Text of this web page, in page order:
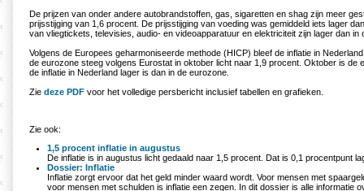
De prijzen van onder andere autobrandstoffen, gas, sigaretten en shag zijn meer
prijsstijging van 1,6 procent. De prijsstijging van voeding was gemiddeld iets lager
van vliegtickets, televisies, audio- en videoapparatuur en elektriciteit zijn lager dan in
Volgens de Europees geharmoniseerde methode (HICP) bleef de inflatie in
de eurozone steeg volgens Eurostat in oktober licht naar 1,9 procent. Oktober is de
de inflatie in Nederland lager is dan in de eurozone.
Zie deze PDF voor het volledige persbericht inclusief tabellen en grafieken.
Zie ook:
1,5 procent inflatie in augustus
De inflatie is in augustus licht gedaald naar 1,5 procent. Dat is 0,1 procentpunt
Dossier: Inflatie
Inflatie zorgt ervoor dat het geld minder waard wordt. Voor mensen met
voor mensen met schulden is inflatie een zegen. In dit dossier is alle informatie